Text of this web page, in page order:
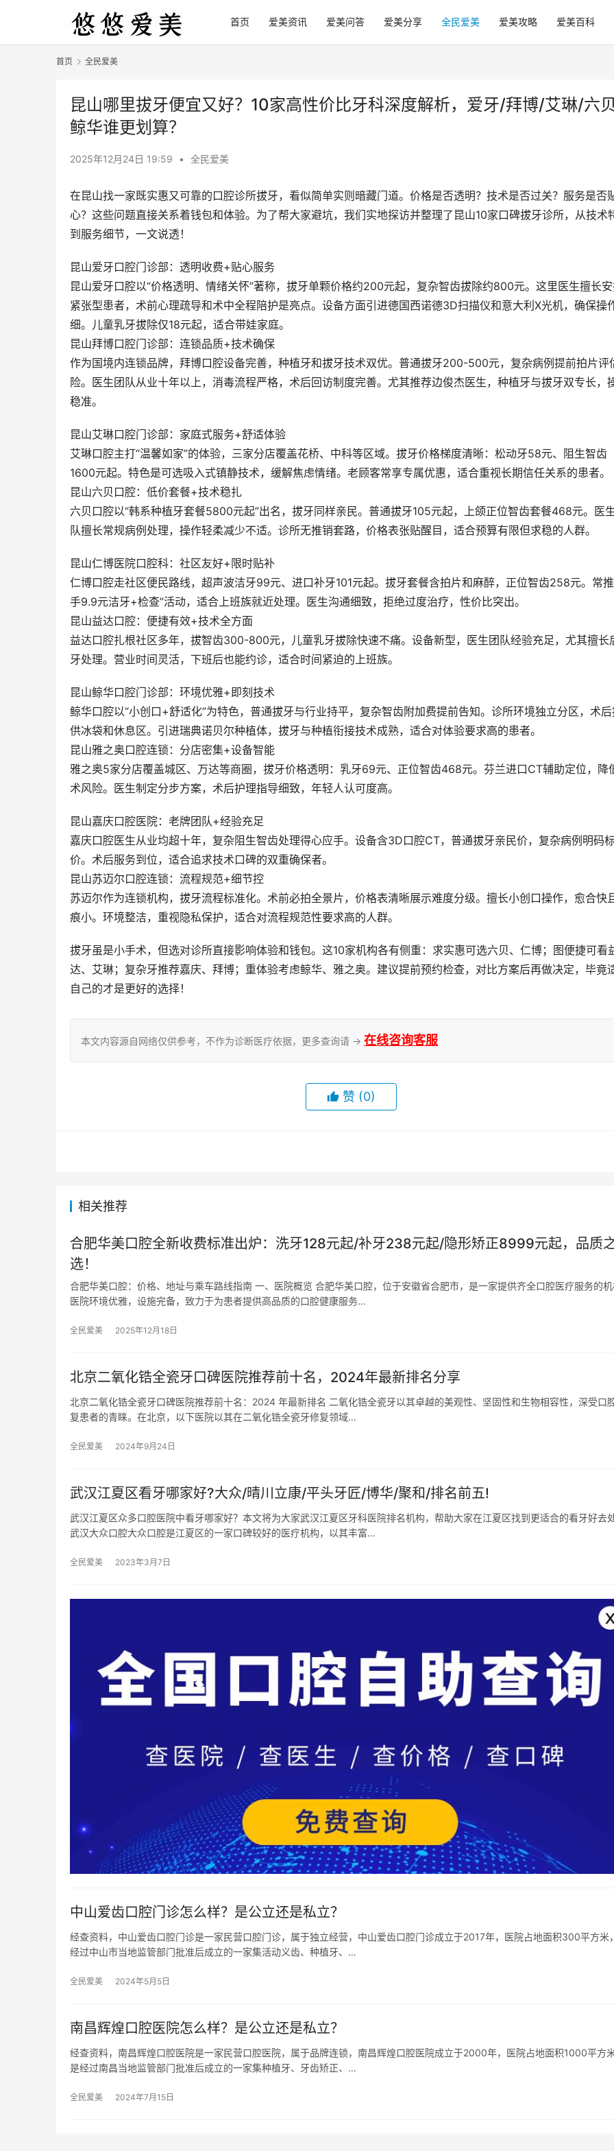
首页 爱美资讯 爱美问答 爱美分享 全民爱美 爱美攻略 爱美百科
首页 全民爱美
昆山哪里拔牙便宜又好？10家高性价比牙科深度解析，爱牙/拜博/艾琳/六
鲸华谁更划算？
2025年12月24日 19:59 • 全民爱美
在昆山找一家既实惠又可靠的口腔诊所拔牙，看似简单实则暗藏门道。价格是否透明？技术是否过关？服务是否
心？这些问题直接关系着钱包和体验。为了帮大家避坑，我们实地探访并整理了昆山10家口碑拔牙诊所，从技术
到服务细节，一文说透！
昆山爱牙口腔门诊部：透明收费+贴心服务
昆山爱牙口腔以“价格透明、情绪关怀”著称，拔牙单颗价格约200元起，复杂智齿拔除约800元。这里医生擅长
紧张型患者，术前心理疏导和术中全程陪护是亮点。设备方面引进德国西诺德3D扫描仪和意大利X光机，确保操
细。儿童乳牙拔除仅18元起，适合带娃家庭。
昆山拜博口腔门诊部：连锁品质+技术确保
作为国境内连锁品牌，拜博口腔设备完善，种植牙和拔牙技术双优。普通拔牙200-500元，复杂病例提前拍片评
险。医生团队从业十年以上，消毒流程严格，术后回访制度完善。尤其推荐边俊杰医生，种植牙与拔牙双专长，
稳准。
昆山艾琳口腔门诊部：家庭式服务+舒适体验
艾琳口腔主打“温馨如家”的体验，三家分店覆盖花桥、中科等区域。拔牙价格梯度清晰：松动牙58元、阻生智齿
1600元起。特色是可选吸入式镇静技术，缓解焦虑情绪。老顾客常享专属优惠，适合重视长期信任关系的患者。
昆山六贝口腔：低价套餐+技术稳扎
六贝口腔以“韩系种植牙套餐5800元起”出名，拔牙同样亲民。普通拔牙105元起，上颌正位智齿套餐468元。医
队擅长常规病例处理，操作轻柔减少不适。诊所无推销套路，价格表张贴醒目，适合预算有限但求稳的人群。
昆山仁博医院口腔科：社区友好+限时贴补
仁博口腔走社区便民路线，超声波洁牙99元、进口补牙101元起。拔牙套餐含拍片和麻醉，正位智齿258元。常
手9.9元洁牙+检查”活动，适合上班族就近处理。医生沟通细致，拒绝过度治疗，性价比突出。
昆山益达口腔：便捷有效+技术全方面
益达口腔扎根社区多年，拔智齿300-800元，儿童乳牙拔除快速不痛。设备新型，医生团队经验充足，尤其擅长
牙处理。营业时间灵活，下班后也能约诊，适合时间紧迫的上班族。
昆山鲸华口腔门诊部：环境优雅+即刻技术
鲸华口腔以“小创口+舒适化”为特色，普通拔牙与行业持平，复杂智齿附加费提前告知。诊所环境独立分区，术
供冰袋和休息区。引进瑞典诺贝尔种植体，拔牙与种植衔接技术成熟，适合对体验要求高的患者。
昆山雅之奥口腔连锁：分店密集+设备智能
雅之奥5家分店覆盖城区、万达等商圈，拔牙价格透明：乳牙69元、正位智齿468元。芬兰进口CT辅助定位，降
术风险。医生制定分步方案，术后护理指导细致，年轻人认可度高。
昆山嘉庆口腔医院：老牌团队+经验充足
嘉庆口腔医生从业均超十年，复杂阻生智齿处理得心应手。设备含3D口腔CT，普通拔牙亲民价，复杂病例明码
价。术后服务到位，适合追求技术口碑的双重确保者。
昆山苏迈尔口腔连锁：流程规范+细节控
苏迈尔作为连锁机构，拔牙流程标准化。术前必拍全景片，价格表清晰展示难度分级。擅长小创口操作，愈合快
痕小。环境整洁，重视隐私保护，适合对流程规范性要求高的人群。
拔牙虽是小手术，但选对诊所直接影响体验和钱包。这10家机构各有侧重：求实惠可选六贝、仁博；图便捷可看
达、艾琳；复杂牙推荐嘉庆、拜博；重体验考虑鲸华、雅之奥。建议提前预约检查，对比方案后再做决定，毕竟
自己的才是更好的选择！
本文内容源自网络仅供参考，不作为诊断医疗依据，更多查询请 → 在线咨询客服
赞 (0)
相关推荐
合肥华美口腔全新收费标准出炉：洗牙128元起/补牙238元起/隐形矫正8999元起，品质
选！
合肥华美口腔：价格、地址与乘车路线指南 一、医院概览 合肥华美口腔，位于安徽省合肥市，是一家提供齐全口腔医疗服务的
医院环境优雅，设施完备，致力于为患者提供高品质的口腔健康服务…
全民爱美 2025年12月18日
北京二氧化锆全瓷牙口碑医院推荐前十名，2024年最新排名分享
北京二氧化锆全瓷牙口碑医院推荐前十名：2024 年最新排名 二氧化锆全瓷牙以其卓越的美观性、坚固性和生物相容性，深受口
复患者的青睐。在北京，以下医院以其在二氧化锆全瓷牙修复领域…
全民爱美 2024年9月24日
武汉江夏区看牙哪家好?大众/晴川立康/平头牙匠/博华/聚和/排名前五!
武汉江夏区众多口腔医院中看牙哪家好？本文将为大家武汉江夏区牙科医院排名机构，帮助大家在江夏区找到更适合的看牙好去
武汉大众口腔大众口腔是江夏区的一家口碑较好的医疗机构，以其丰富…
全民爱美 2023年3月7日
中山爱齿口腔门诊怎么样？是公立还是私立？
经查资料，中山爱齿口腔门诊是一家民营口腔门诊，属于独立经营，中山爱齿口腔门诊成立于2017年，医院占地面积300平方米
经过中山市当地监管部门批准后成立的一家集活动义齿、种植牙、…
全民爱美 2024年5月5日
南昌辉煌口腔医院怎么样？是公立还是私立？
经查资料，南昌辉煌口腔医院是一家民营口腔医院，属于品牌连锁，南昌辉煌口腔医院成立于2000年，医院占地面积1000平方
是经过南昌当地监管部门批准后成立的一家集种植牙、牙齿矫正、…
全民爱美 2024年7月15日